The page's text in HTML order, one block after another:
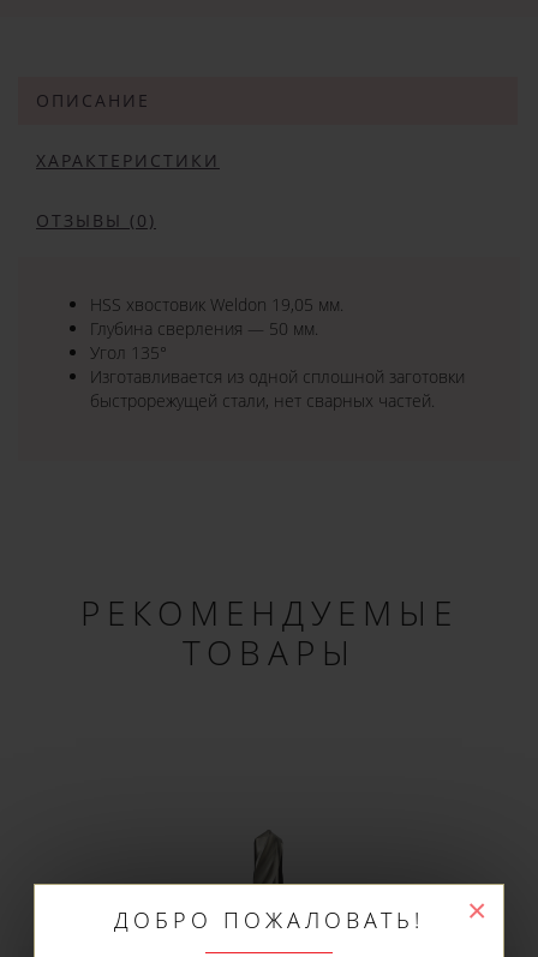
ДОБРО ПОЖАЛОВАТЬ!
Не упусти выгоду!
ОПИСАНИЕ
ХАРАКТЕРИСТИКИ
ОТЗЫВЫ (0)
HSS хвостовик Weldon 19,05 мм.
Глубина сверления — 50 мм.
Угол 135°
Изготавливается из одной сплошной заготовки
быстрорежущей стали, нет сварных частей.
РЕКОМЕНДУЕМЫЕ
ТОВАРЫ